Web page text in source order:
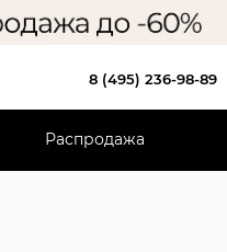
8 (495) 236-98-89
Распродажа